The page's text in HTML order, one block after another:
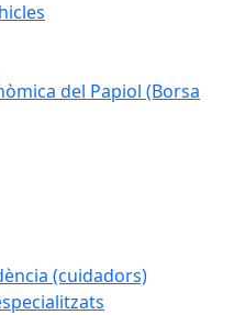
del Papiol (Borsa
(cuidadors)